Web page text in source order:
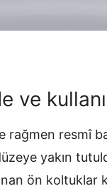
ve
resmî
yakın
ön koltuklar